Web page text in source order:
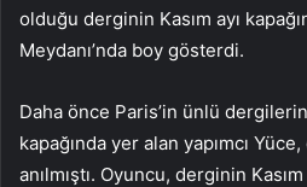
olduğu derginin Kasım ayı
Meydanı’nda boy gösterdi.
Daha önce Paris’in ünlü
kapağında yer alan yapımcı
anılmıştı. Oyuncu, derginin